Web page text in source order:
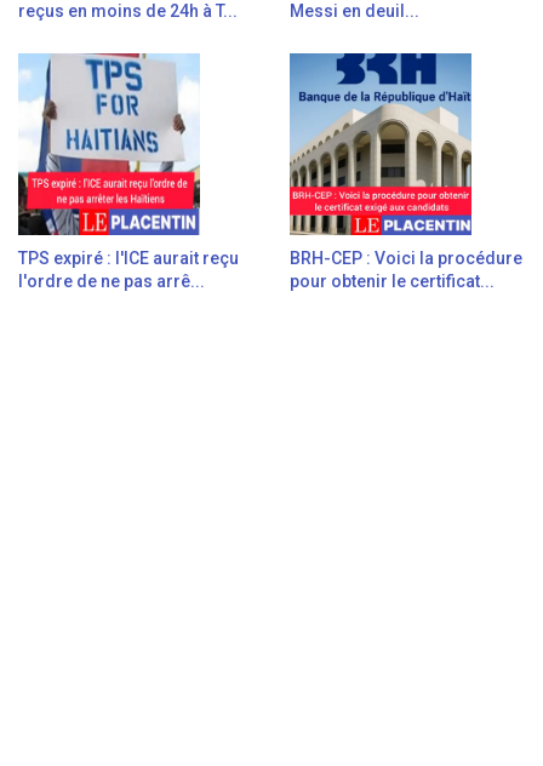
reçus en moins de 24h à T...
Messi en deuil...
TPS expiré : l'ICE aurait reçu
l'ordre de ne pas arrê...
BRH-CEP : Voici la procédure
pour obtenir le certificat...